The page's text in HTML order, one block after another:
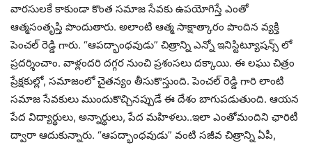
వారసులకే కాకుండా కొంత సమాజ సేవకు ఉపయోగిస్తే ఎంతో
ఆత్మసంతృప్తి పొందుతారు. అలాంటి ఆత్మ సాక్షాత్కారం పొందిన వ్యక్తి
పెంచల్ రెడ్డి గారు. “ఆపద్భాంధవుడు” చిత్రాన్ని ఎన్నో ఇనిస్టిట్యూషన్స్ లో
ప్రదర్శించాం. వాళ్లందరి దగ్గర నుంచి ప్రశంసలు దక్కాయి. ఈ లఘు చిత్రం
ప్రేక్షకుల్లో, సమాజంలో చైతన్యం తీసుకొస్తుంది. పెంచల్ రెడ్డి గారి లాంటి
సమాజ సేవకులు ముందుకొచ్చినప్పుడే ఈ దేశం బాగుపడుతుంది. ఆయన
పేద విద్యార్థులు, అన్నార్థులు, పేద మహిళలు..ఇలా ఎంతోమందిని ఛారిటీ
ద్వారా ఆదుకున్నారు. “ఆపద్భాంధవుడు” వంటి సజీవ చిత్రాన్ని ఏపీ,